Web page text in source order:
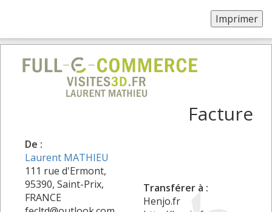
Facture
De :
Laurent MATHIEU
111 rue d'Ermont,
95390, Saint-Prix,
FRANCE
Transférer à :
Henjo.fr